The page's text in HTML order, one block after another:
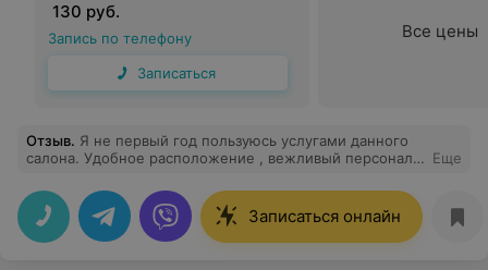
130 руб.
Запись по телефону
Записаться
Все цены
Отзыв. Я не первый год пользуюсь услугами данного
салона. Удобное расположение , вежливый персонал,
музыка. Была 06.02.2021 у косметолога Марины.
Делала чистку азелаиновой кислотой. Я осталась
довольна помещением. Косметолог поинтересовалась
моим уходом (как оказалась кое- что ухудшило
Еще
Записаться онлайн